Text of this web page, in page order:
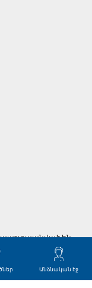
Անձնական էջ
պաշտպանված են